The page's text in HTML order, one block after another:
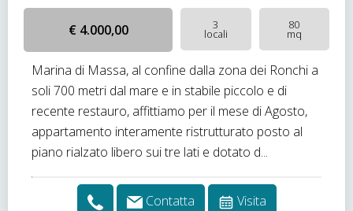
€ 4.000,00 3
locali
80
mq
Marina di Massa, al confine dalla zona dei Ronchi a
soli 700 metri dal mare e in stabile piccolo e di
recente restauro, affittiamo per il mese di Agosto,
appartamento interamente ristrutturato posto al
piano rialzato libero sui tre lati e dotato d...
Contatta Visita